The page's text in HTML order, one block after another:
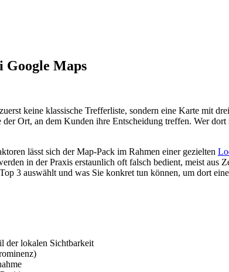
Google Maps
keine klassische Trefferliste, sondern eine Karte mit
Ort, an dem Kunden ihre Entscheidung treffen. Wer
lässt sich der Map-Pack im Rahmen einer gezielten
in der Praxis erstaunlich oft falsch bedient, meist aus
3 auswählt und was Sie konkret tun können, um dort
der lokalen Sichtbarkeit